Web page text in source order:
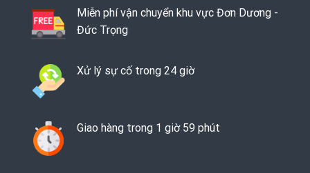
Miễn phí vận chuyển khu vực Đơn Dương -
Đức Trọng
Xử lý sự cố trong 24 giờ
Giao hàng trong 1 giờ 59 phút